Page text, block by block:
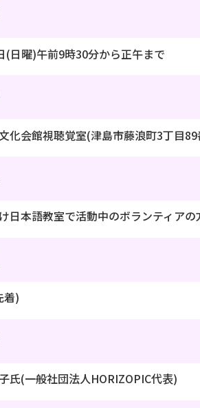
(日曜)午前9時30分から正午まで
化会館視聴覚室(津島市藤浪町3丁目
日本語教室で活動中のボランティアの
着)
氏(一般社団法人HORIZOPIC代表)